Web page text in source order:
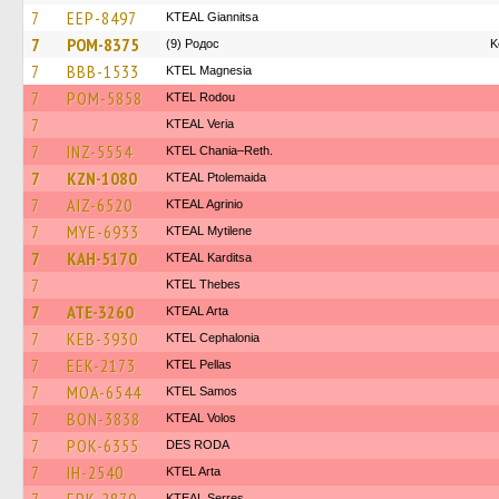
7 EEP-8497 KTEAL Giannitsa
7 POM-8375 (9) Родос
7 BBB-1533 ΚΤΕL Magnesia
7 POM-5858 ΚΤΕL Rodou
7 KTEAL Veria
7 INZ-5554 KTEL Chania–Reth.
7 KZN-1080 KTEAL Ptolemaida
7 AIZ-6520 KTEAL Agrinio
7 MYE-6933 KTEAL Mytilene
7 KAH-5170 KTEAL Karditsa
7 KTEL Thebes
7 ATE-3260 KTEAL Arta
7 KEB-3930 KTEL Cephalonia
7 EEK-2173 KTEL Pellas
7 MOA-6544 KTEL Samos
7 BON-3838 KTEAL Volos
7 POK-6355 DES RODA
7 IH-2540 KTEL Arta